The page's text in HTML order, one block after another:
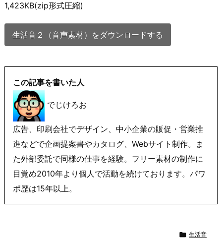
1,423KB(zip形式圧縮)
生活音２（音声素材）をダウンロードする
この記事を書いた人
でじけろお
広告、印刷会社でデザイン、中小企業の販促・営業推
進などで企画提案書やカタログ、Webサイト制作。ま
た外部委託で同様の仕事を経験。フリー素材の制作に
目覚め2010年より個人で活動を続けております。パワ
ポ歴は15年以上。
 生活音